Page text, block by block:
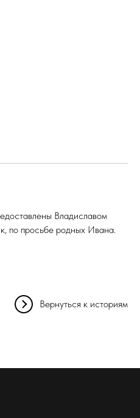
Владиславом
по просьбе родных Ивана.
Вернуться к историям